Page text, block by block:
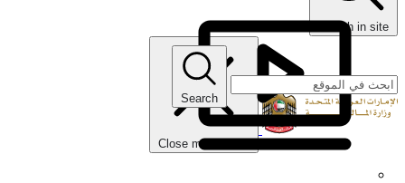
search in site
Close main menu
Search